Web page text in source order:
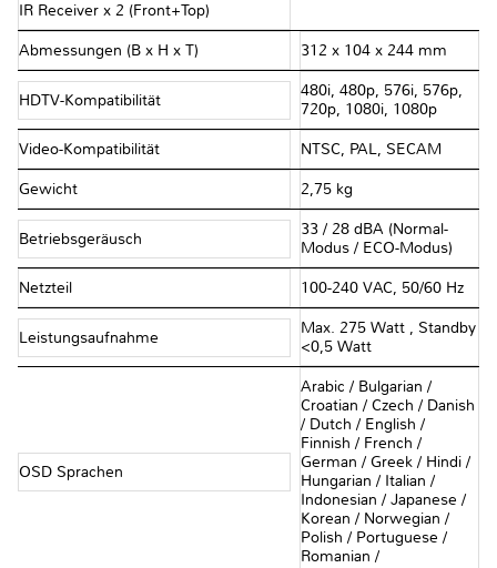
IR Receiver x 2 (Front+Top)
Abmessungen (B x H x T) 312 x 104 x 244 mm
HDTV-Kompatibilität
480i, 480p, 576i, 576p,
720p, 1080i, 1080p
Video-Kompatibilität NTSC, PAL, SECAM
Gewicht 2,75 kg
Betriebsgeräusch
33 / 28 dBA (Normal-
Modus / ECO-Modus)
Netzteil 100-240 VAC, 50/60 Hz
Leistungsaufnahme
Max. 275 Watt , Standby
<0,5 Watt
OSD Sprachen
Arabic / Bulgarian /
Croatian / Czech / Danish
/ Dutch / English /
Finnish / French /
German / Greek / Hindi /
Hungarian / Italian /
Indonesian / Japanese /
Korean / Norwegian /
Polish / Portuguese /
Romanian /